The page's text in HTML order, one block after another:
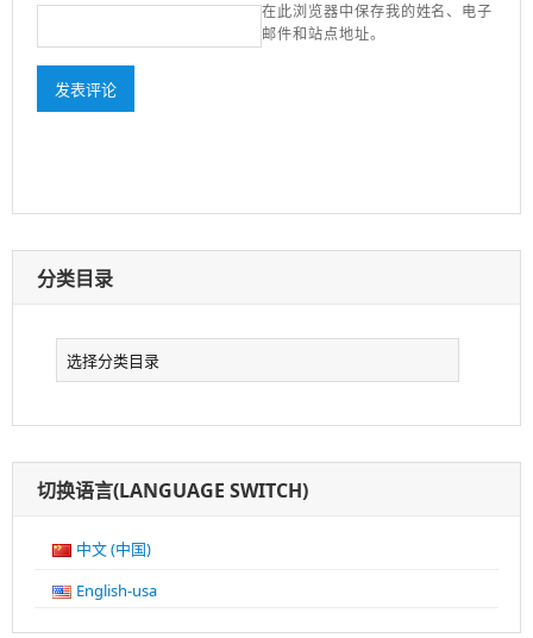
在此浏览器中保存我的姓名、电子
邮件和站点地址。
分类目录
切换语言(LANGUAGE SWITCH)
中文 (中国)
English-usa